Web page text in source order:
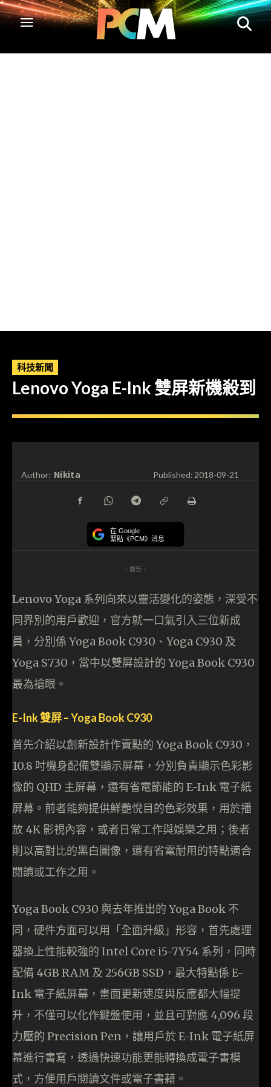
科技新聞
Lenovo Yoga E-Ink 雙屏新機殺到
Author: Nikita Published:2018-09-21
在 Google
緊貼《PCM》消息
- 廣告 -
Lenovo Yoga 系列向來以靈活變化的姿態，深受不
同界別的用戶歡迎，官方就一口氣引入三位新成
員，分別係 Yoga Book C930、Yoga C930 及
Yoga S730，當中以雙屏設計的 Yoga Book C930
最為搶眼。
E-Ink 雙屏 – Yoga Book C930
首先介紹以創新設計作賣點的 Yoga Book C930，
10.8 吋機身配備雙顯示屏幕，分別負責顯示色彩影
像的 QHD 主屏幕，還有省電節能的 E-Ink 電子紙
屏幕。前者能夠提供鮮艷悅目的色彩效果，用於播
放 4K 影視內容，或者日常工作與娛樂之用；後者
則以高對比的黑白圖像，還有省電耐用的特點適合
閱讀或工作之用。
Yoga Book C930 與去年推出的 Yoga Book 不
同，硬件方面可以用「全面升級」形容，首先處理
器換上性能較強的 Intel Core i5-7Y54 系列，同時
配備 4GB RAM 及 256GB SSD，最大特點係 E-
Ink 電子紙屏幕，畫面更新速度與反應都大幅提
升，不僅可以化作鍵盤使用，並且可對應 4,096 段
力壓的 Precision Pen，讓用戶於 E-Ink 電子紙屏
幕進行書寫，透過快速功能更能轉換成電子書模
式，方便用戶閱讀文件或電子書藉。